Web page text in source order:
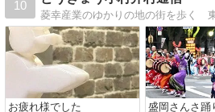
10
菱幸産業のゆかりの地の街を歩く
お疲れ様でした 盛岡さんさ踊